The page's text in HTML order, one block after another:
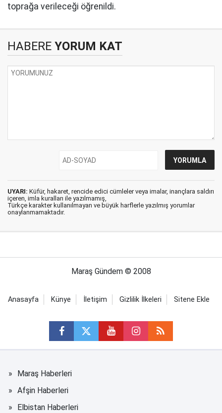
toprağa verileceği öğrenildi.
HABERE YORUM KAT
UYARI: Küfür, hakaret, rencide edici cümleler veya imalar, inançlara saldırı
içeren, imla kuralları ile yazılmamış,
Türkçe karakter kullanılmayan ve büyük harflerle yazılmış yorumlar
onaylanmamaktadır.
Maraş Gündem © 2008
Anasayfa Künye İletişim Gizlilik İlkeleri Sitene Ekle
Maraş Haberleri
Afşin Haberleri
Elbistan Haberleri